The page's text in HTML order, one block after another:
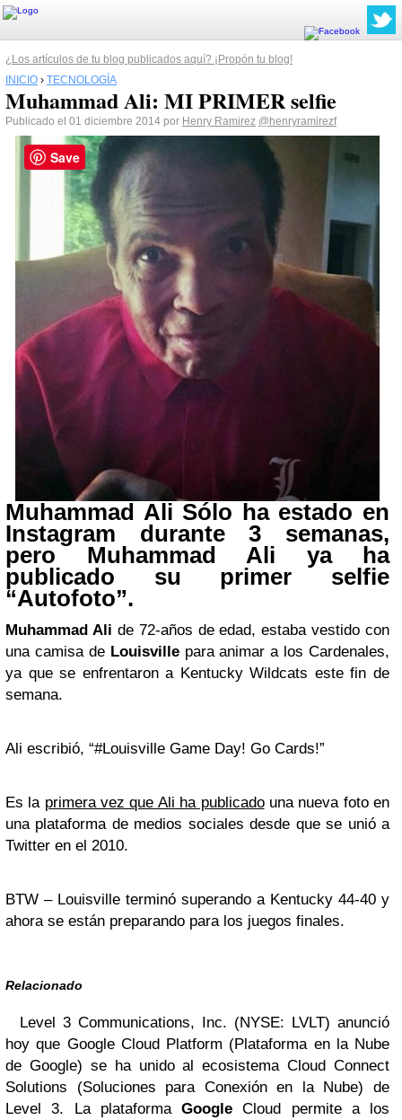
¿Los artículos de tu blog publicados aquí? ¡Propón tu blog!
INICIO › TECNOLOGÍA
Muhammad Ali: MI PRIMER selfie
Publicado el 01 diciembre 2014 por Henry Ramirez @henryramirezf
Muhammad Ali Sólo ha estado en
Instagram durante 3 semanas,
pero Muhammad Ali ya ha
publicado su primer selfie
“Autofoto”.
Muhammad Ali de 72-años de edad, estaba vestido con
una camisa de Louisvillepara animar a los Cardenales,
ya que se enfrentaron a Kentucky Wildcats este fin de
semana.
Ali escribió, “#Louisville Game Day! Go Cards!”
Es la primera vez que Ali ha publicadouna nueva foto en
una plataforma de medios sociales desde que se unió a
Twitter en el 2010.
BTW – Louisville terminó superando a Kentucky 44-40 y
ahora se están preparando para los juegos finales.
Relacionado
Level 3 Communications, Inc. (NYSE: LVLT) anunció
hoy que Google Cloud Platform (Plataforma en la Nube
de Google) se ha unido al ecosistema Cloud Connect
Solutions (Soluciones para Conexión en la Nube) de
Level 3. La plataforma Google Cloud permite a los
Save